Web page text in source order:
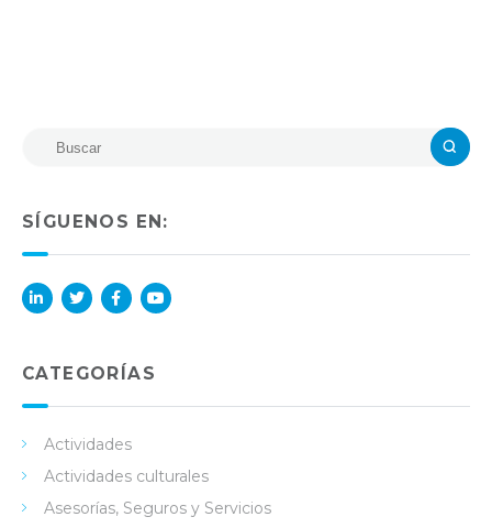
SÍGUENOS EN:
in
ok
e
CATEGORÍAS
Actividades
Actividades culturales
Asesorías, Seguros y Servicios